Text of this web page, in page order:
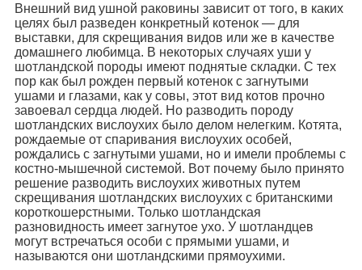
Внешний вид ушной раковины зависит от того, в каких
целях был разведен конкретный котенок — для
выставки, для скрещивания видов или же в качестве
домашнего любимца. В некоторых случаях уши у
шотландской породы имеют поднятые складки. С тех
пор как был рожден первый котенок с загнутыми
ушами и глазами, как у совы, этот вид котов прочно
завоевал сердца людей. Но разводить породу
шотландских вислоухих было делом нелегким. Котята,
рождаемые от спаривания вислоухих особей,
рождались с загнутыми ушами, но и имели проблемы с
костно-мышечной системой. Вот почему было принято
решение разводить вислоухих животных путем
скрещивания шотландских вислоухих с британскими
короткошерстными. Только шотландская
разновидность имеет загнутое ухо. У шотландцев
могут встречаться особи с прямыми ушами, и
называются они шотландскими прямоухими.